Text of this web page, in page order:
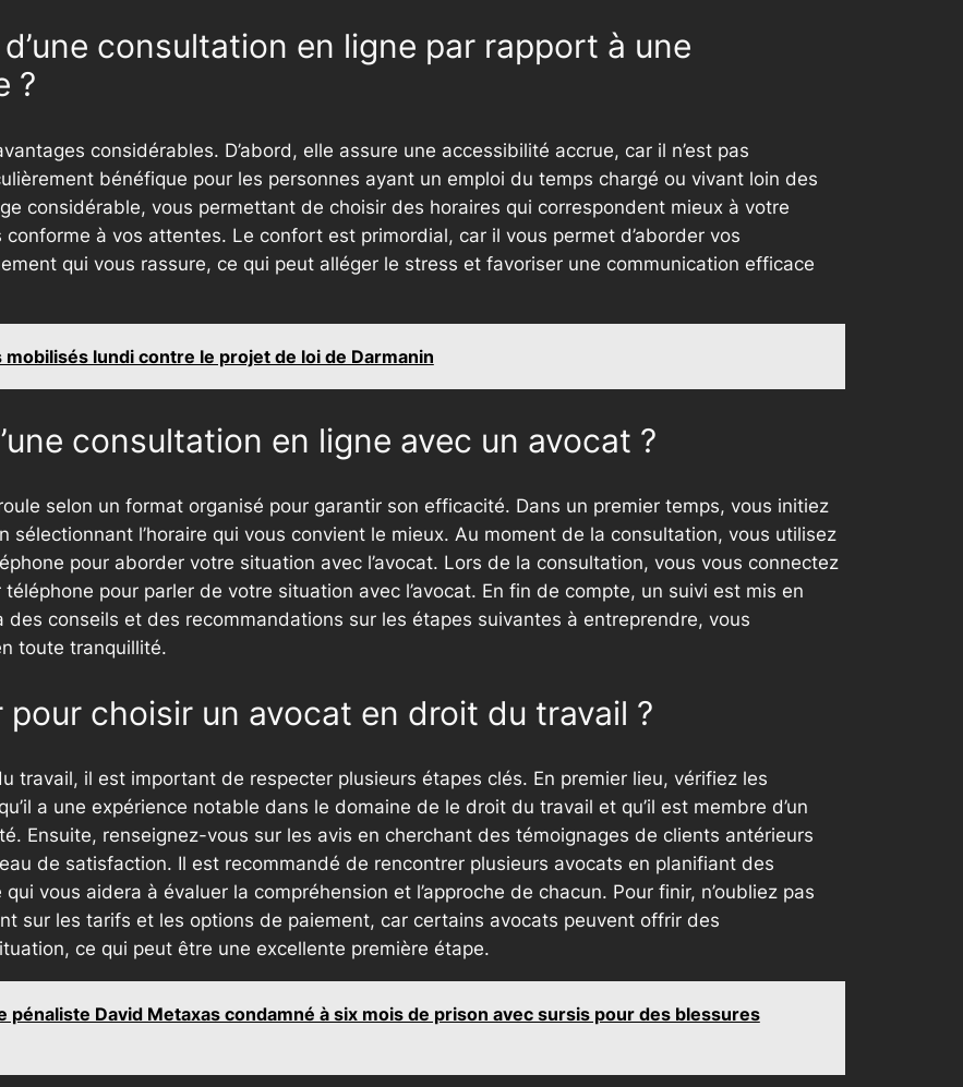
consultation en ligne par rapport à une
?
considérables. D’abord, elle assure une accessibilité accrue, car il n’est pas
bénéfique pour les personnes ayant un emploi du temps chargé ou vivant loin des
considérable, vous permettant de choisir des horaires qui correspondent mieux à votre
à vos attentes. Le confort est primordial, car il vous permet d’aborder vos
qui vous rassure, ce qui peut alléger le stress et favoriser une communication efficace
lundi contre le projet de loi de Darmanin
consultation en ligne avec un avocat ?
selon un format organisé pour garantir son efficacité. Dans un premier temps, vous initiez
sélectionnant l’horaire qui vous convient le mieux. Au moment de la consultation, vous utilisez
pour aborder votre situation avec l’avocat. Lors de la consultation, vous vous connectez
pour parler de votre situation avec l’avocat. En fin de compte, un suivi est mis en
des conseils et des recommandations sur les étapes suivantes à entreprendre, vous
toute tranquillité.
choisir un avocat en droit du travail ?
travail, il est important de respecter plusieurs étapes clés. En premier lieu, vérifiez les
a une expérience notable dans le domaine de le droit du travail et qu’il est membre d’un
Ensuite, renseignez-vous sur les avis en cherchant des témoignages de clients antérieurs
de satisfaction. Il est recommandé de rencontrer plusieurs avocats en planifiant des
vous aidera à évaluer la compréhension et l’approche de chacun. Pour finir, n’oubliez pas
sur les tarifs et les options de paiement, car certains avocats peuvent offrir des
ce qui peut être une excellente première étape.
pénaliste David Metaxas condamné à six mois de prison avec sursis pour des blessures